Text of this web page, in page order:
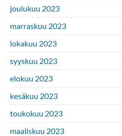
joulukuu 2023
marraskuu 2023
lokakuu 2023
syyskuu 2023
elokuu 2023
kesäkuu 2023
toukokuu 2023
maaliskuu 2023